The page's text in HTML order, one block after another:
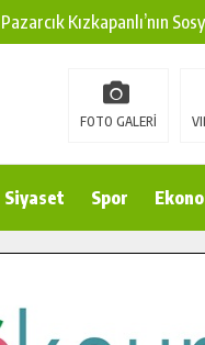
Kızkapanlı’nın
Kırsalına Modern
Uluslararası Başarı:
Kampında Yeni
Karakaya’dan
FOTO GALERİ
Siyaset Spor